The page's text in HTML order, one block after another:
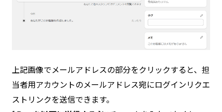
上記画像でメールアドレスの部分をクリックすると、担
当者用アカウントのメールアドレス宛にログインリクエ
ストリンクを送信できます。